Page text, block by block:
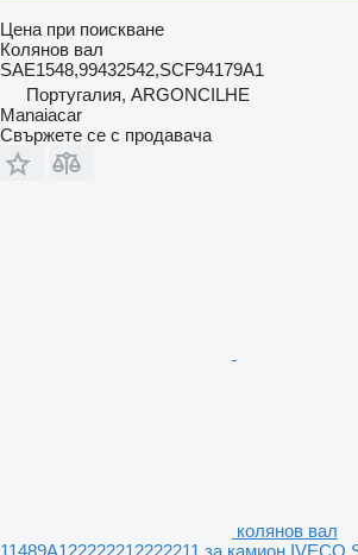
Цена при поискване
Колянов вал
SAE1548,99432542,SCF94179A1
Португалия, ARGONCILHE
Manaiacar
Свържете се с продавача
колянов вал